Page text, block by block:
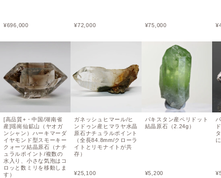
¥696,000
[高品質+・中国/湖南省
産]瑶崗仙鉱山（ヤオガ
ンシャン）ハーキマーダ
イヤモンド型スモーキー
クォーツ結晶原石（ナチ
ュラルポイント/複数の
水入り、小さな気泡はコ
ロッと数ミリを移動しま
す）
¥72,000
ガネッシュヒマール/ヒ
ンドゥン産ヒマラヤ水晶
原石ナチュラルポイント
（全長84.8mm/クローラ
イトとリモナイトが共
存）
¥25,100
¥75,000
パキスタン産ペリドット
結晶原石（2.24g）
¥5,200
¥
¥